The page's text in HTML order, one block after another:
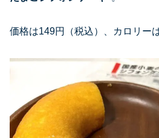
価格は149円（税込）、カロリー